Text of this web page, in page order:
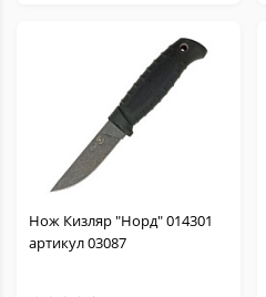
Нож Кизляр "Норд" 014301
артикул 03087